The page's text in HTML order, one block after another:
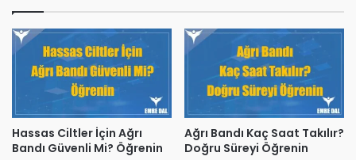
Hassas Ciltler İçin Ağrı
Bandı Güvenli Mi? Öğrenin
Ağrı Bandı Kaç Saat Takılır?
Doğru Süreyi Öğrenin